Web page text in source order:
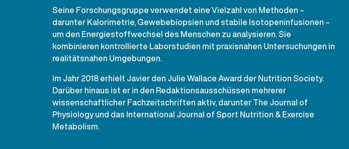
Seine Forschungsgruppe verwendet eine Vielzahl von Methoden –
darunter Kalorimetrie, Gewebebiopsien und stabile Isotopeninfusionen –
um den Energie­stoffwechsel des Menschen zu analysieren. Sie
kombinieren kontrollierte Laborstudien mit praxisnahen Untersuchungen in
realitätsnahen Umgebungen.
Im Jahr 2018 erhielt Javier den Julie Wallace Award der Nutrition Society.
Darüber hinaus ist er in den Redaktionsausschüssen mehrerer
wissenschaftlicher Fachzeitschriften aktiv, darunter The Journal of
Physiology und das International Journal of Sport Nutrition & Exercise
Metabolism.